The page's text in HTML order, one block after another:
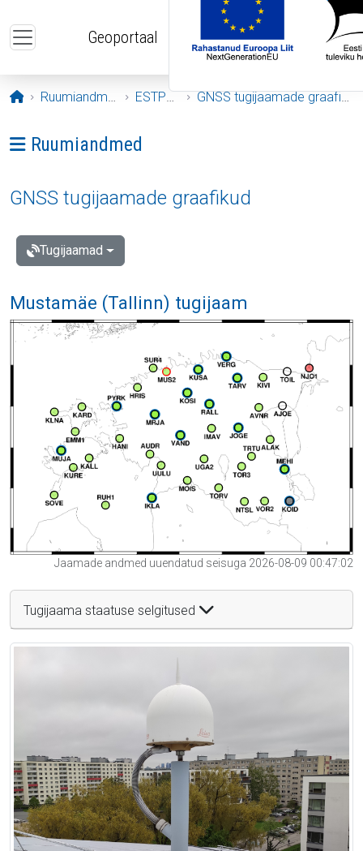
Geoportaal
Avaleht
Ruumiandmed ESTPOS GNSS tugijaamade graafikud
Ava menüü: Ruumiandmed
Ruumiandmed
GNSS tugijaamade graafikud
Tugijaamad
Mustamäe (Tallinn) tugijaam
Jaamade andmed uuendatud seisuga 2026-08-09 00:47:02
Tugijaama staatuse selgitused